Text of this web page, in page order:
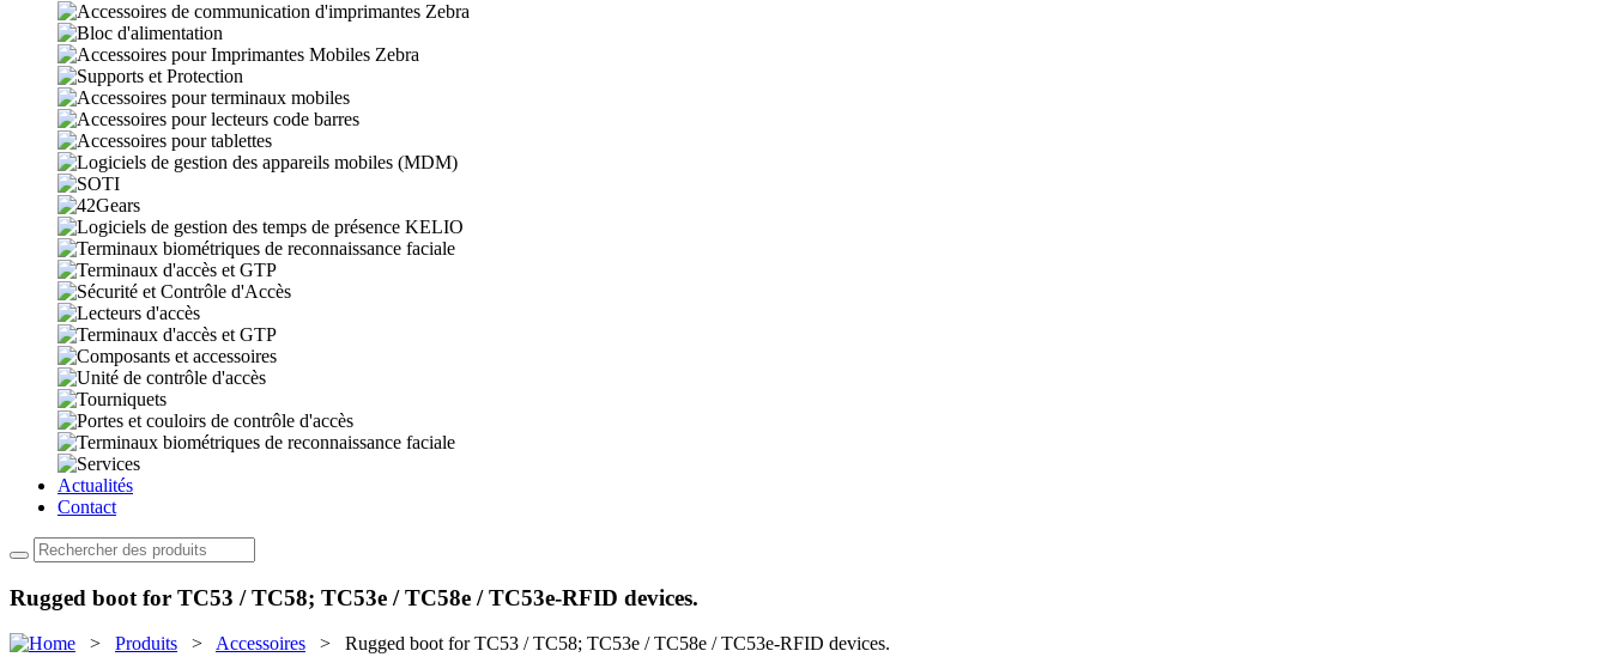
Actualités
Contact
Rugged boot for TC53 / TC58; TC53e / TC58e / TC53e-RFID devices.
> Produits > Accessoires > Rugged boot for TC53 / TC58; TC53e / TC58e / TC53e-RFID devices.